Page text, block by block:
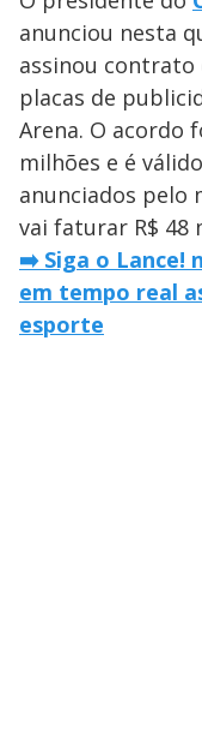
anunciou nesta
assinou contrato
placas de
Arena. O acordo
milhões e é
anunciados pelo
vai faturar R$ 48
➡️ Siga o Lance!
em tempo real
esporte